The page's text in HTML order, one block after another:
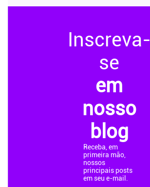
Inscreva-
se
em
nosso
blog
Receba, em
primeira mão,
nossos
principais posts
em seu e-mail.